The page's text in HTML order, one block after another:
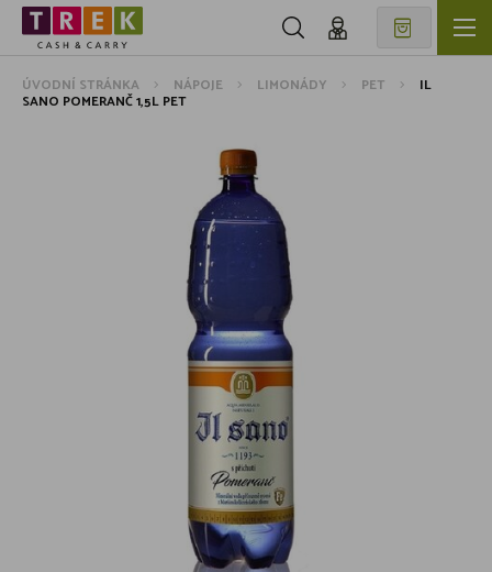
ÚVODNÍ STRÁNKA NÁPOJE LIMONÁDY PET IL
SANO POMERANČ 1,5L PET